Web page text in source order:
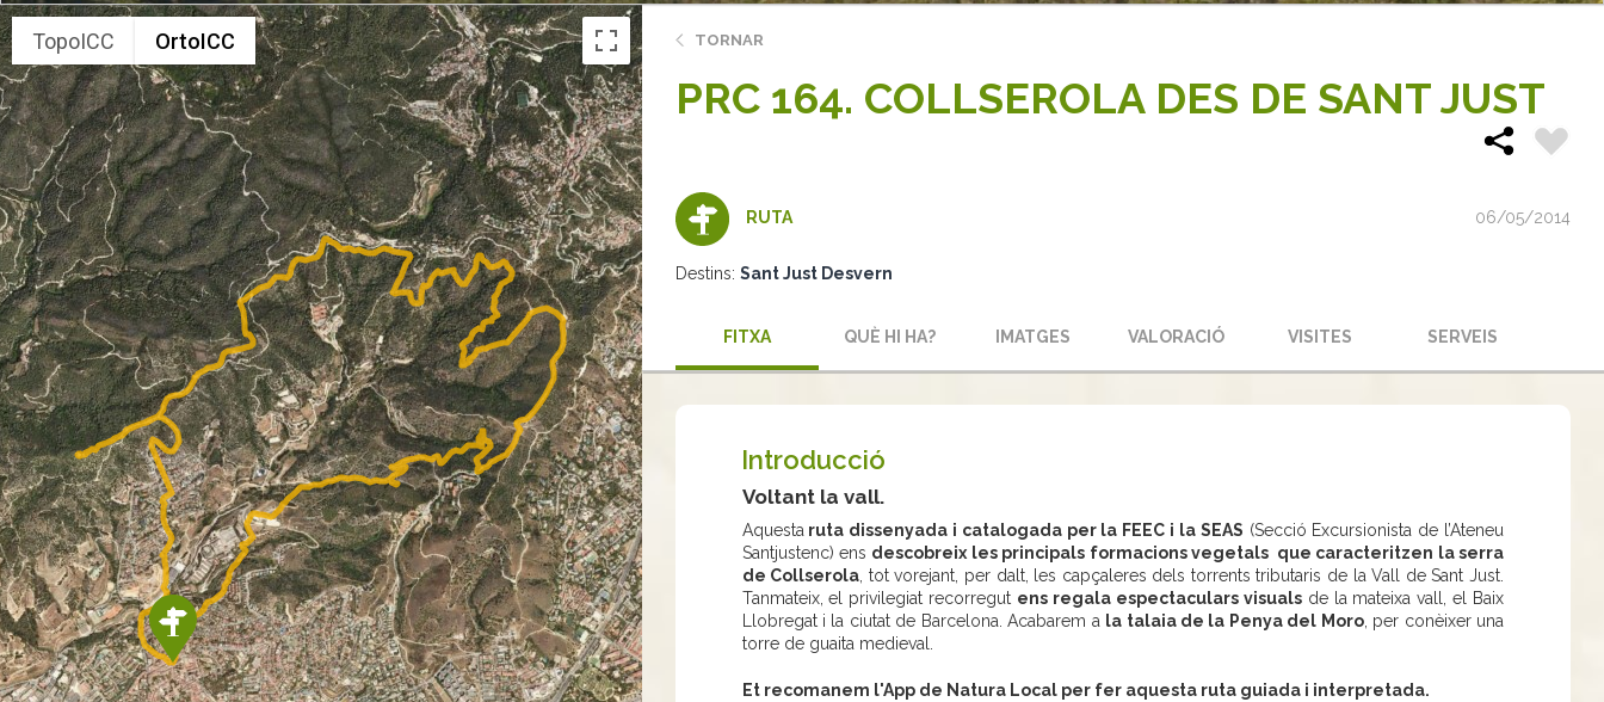
TopoICC OrtoICC TORNAR
PRC 164. COLLSEROLA DES DE SANT JUST
RUTA 06/05/2014
Destins: Sant Just Desvern
FITXA QUÈ HI HA? IMATGES VALORACIÓ VISITES SERVEIS
Introducció
Voltant la vall.
Aquestaruta dissenyada i catalogada per la FEEC i la SEAS (Secció Excursionista de l’Ateneu
Santjustenc) ens descobreix les principals formacions vegetals que caracteritzen la serra
de Collserola, tot vorejant, per dalt, les capçaleres dels torrents tributaris de la Vall de Sant Just.
Tanmateix, el privilegiat recorregut ens regala espectaculars visualsde la mateixa vall, el Baix
Llobregat i la ciutat de Barcelona. Acabarem a la talaia de la Penya del Moro, per conèixer una
torre de guaita medieval.
Et recomanem l'App de Natura Local per fer aquesta ruta guiada i interpretada.